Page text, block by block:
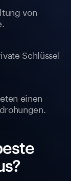
von
Schlüssel
einen